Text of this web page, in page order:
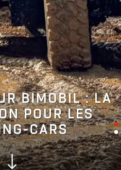
BIMOBIL : LA
POUR LES
CARS